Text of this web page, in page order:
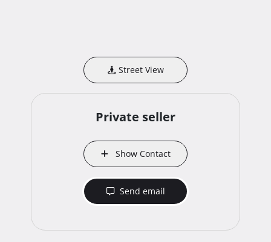
Street View
Private seller
Show Contact
Send email